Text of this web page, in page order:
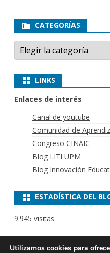
CATEGORÍAS
Categorías
LINKS
Enlaces de interés
Canal de youtube
Comunidad de
Congreso CINAIC
Blog LITI UPM
Blog Innovación
ESTADÍSTICA DEL
9.945 visitas
Utilizamos cookies para